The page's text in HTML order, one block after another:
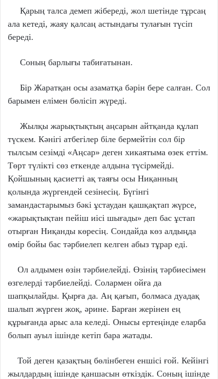
Қарың талса демеп жібереді, жол шетінде тұрсаң
ала кетеді, жаяу қалсаң астындағы тулағын түсіп
береді.
Соның барлығы табиғатынан.
Бір Жаратқан осы азаматқа бәрін бере салған. Сол
барымен елімен бөлісіп жүреді.
Жылқы жарықтықтың аңсарын айтқанда құлап
түскем. Кәнігі атбегілер біле бермейтін сол бір
тылсым сезімді «Аңсар» деген хикаятыма өзек еттім.
Төрт түлікті сөз еткенде алдына түсірмейді.
Қойшының қасиетті ақ таяғы осы Ниқанның
қолында жүргендей сезінесің. Бүгінгі
замандастарымыз бәкі ұстаудан қашқақтап жүрсе,
«жарықтықтан пейіш иісі шығады» деп бас ұстап
отырған Ниқанды көресің. Сондайда көз алдыңда
өмір бойы бас тәрбиелеп келген абыз тұрар еді.
Ол алдымен өзін тәрбиелейді. Өзінің тәрбиесімен
өзгелерді тәрбиелейді. Солармен ойға да
шапқылайды. Қырға да. Аң қағып, болмаса дуадақ
шалып жүрген жоқ, әрине. Барған жерінен ең
құрығанда арыс ала келеді. Онысы ертеңінде еларба
болып ауыл ішінде кетіп бара жатады.
Той деген қазақтың бөлінбеген еншісі ғой. Кейінгі
жылдардың ішінде қаншасын өткіздік. Соның ішінде